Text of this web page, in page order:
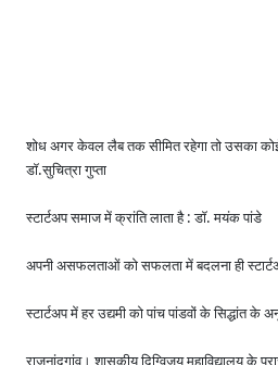
शोध अगर केवल लैब तक सीमित रहेगा तो उसका कोई
डॉ.सुचित्रा गुप्ता
स्टार्टअप समाज में क्रांति लाता है : डॉ. मयंक पांडे
अपनी असफलताओं को सफलता में बदलना ही
स्टार्टअप में हर उद्यमी को पांच पांडवों के सिद्धांत के
राजनांदगांव। शासकीय दिग्विजय महाविद्यालय के